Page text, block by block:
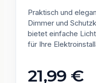
Praktisch und
Dimmer und
bietet einfache
für Ihre
21,99 €